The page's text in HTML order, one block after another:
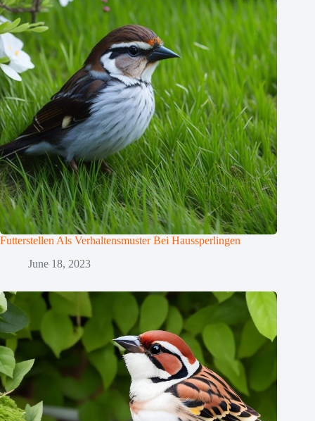
Futterstellen Als Verhaltensmuster Bei Haussperlingen
June 18, 2023